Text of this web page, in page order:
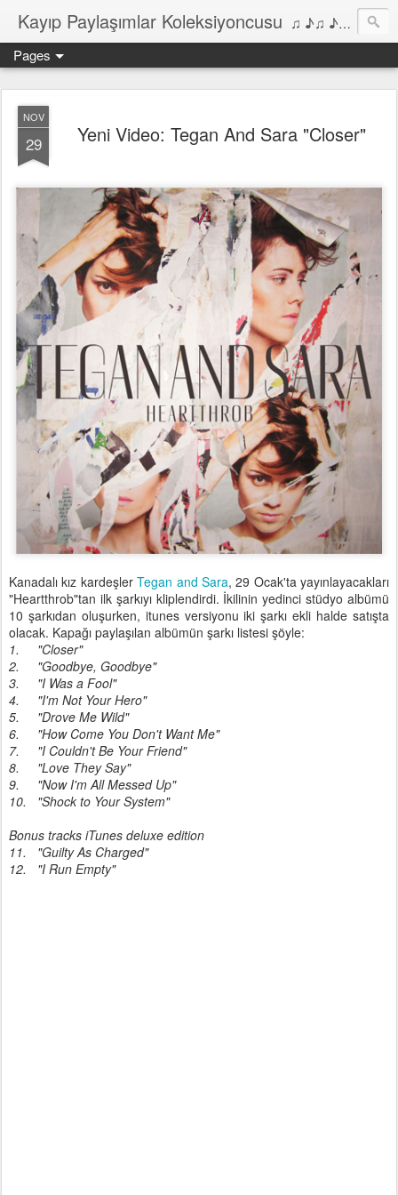
Kayıp Paylaşımlar Koleksiyoncusu ♫ ♪♫ ♪ ♫ ♪♫ ♪•♫♪ 2006'dan bu yana Film, Dizi, Müzik ve Kitaplar üzerine Yazılar Diyarı...
Pages
NOV
29 Yeni Video: Tegan And Sara "Closer"
Kanadalı kız kardeşlerTegan and Sara, 29 Ocak'ta yayınlayacakları
"Heartthrob"tan ilk şarkıyı kliplendirdi. İkilinin yedinci stüdyo albümü
10 şarkıdan oluşurken, itunes versiyonu iki şarkı ekli halde satışta
olacak. Kapağı paylaşılan albümün şarkı listesi şöyle:
1.
"Closer"
2.
"Goodbye, Goodbye"
3.
"I Was a Fool"
4.
"I'm Not Your Hero"
5.
"Drove Me Wild"
6.
"How Come You Don't Want Me"
7.
"I Couldn't Be Your Friend"
8.
"Love They Say"
9.
"Now I'm All Messed Up"
10.
"Shock to Your System"
Bonus tracks iTunes deluxe edition
11.
"Guilty As Charged"
12.
"I Run Empty"